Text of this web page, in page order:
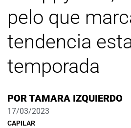
pelo que
tendencia
temporada
PORTAMARA IZQUIERDO
17/03/2023
CAPILAR